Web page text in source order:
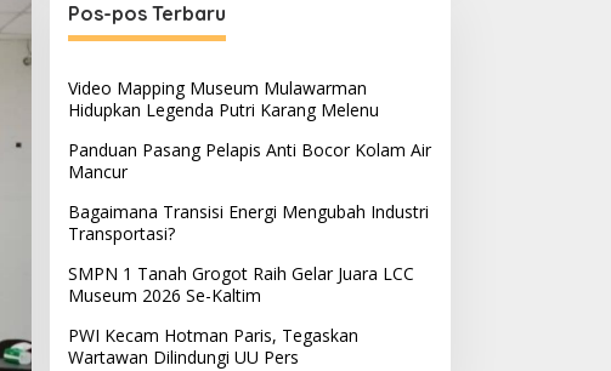
Pos-pos Terbaru
Video Mapping Museum Mulawarman
Hidupkan Legenda Putri Karang Melenu
Panduan Pasang Pelapis Anti Bocor Kolam Air
Mancur
Bagaimana Transisi Energi Mengubah Industri
Transportasi?
SMPN 1 Tanah Grogot Raih Gelar Juara LCC
Museum 2026 Se-Kaltim
PWI Kecam Hotman Paris, Tegaskan
Wartawan Dilindungi UU Pers